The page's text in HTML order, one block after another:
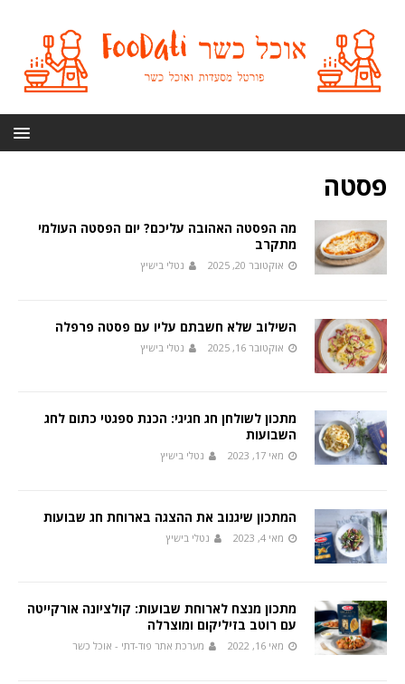
פסטה
מה הפסטה האהובה עליכם? יום הפסטה העולמי
מתקרב
אוקטובר 20, 2025 נטלי בישיץ
השילוב שלא חשבתם עליו עם פסטה פרפלה
אוקטובר 16, 2025 נטלי בישיץ
מתכון לשולחן חג חגיגי: הכנת ספגטי כתום לחג
השבועות
מאי 17, 2023 נטלי בישיץ
המתכון שיגנוב את ההצגה בארוחת חג שבועות
מאי 4, 2023 נטלי בישיץ
מתכון מנצח לארוחת שבועות: קולציונה אורקייטה
עם רוטב בזיליקום ומוצרלה
מאי 16, 2022 מערכת אתר פוד-דתי - אוכל כשר